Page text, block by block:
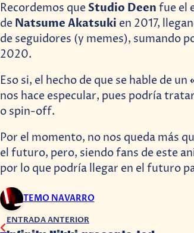
Recordemos que Studio Deen fue el
de Natsume Akatsuki en 2017,
de seguidores (y memes), sumando
2020.
Eso si, el hecho de que se hable de un
nos hace especular, pues podría
o spin-off.
Por el momento, no nos queda más
el futuro, pero, siendo fans de este
por lo que podría llegar en el futuro
TEMO NAVARRO
ENTRADA ANTERIOR